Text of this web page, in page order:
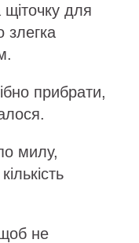
для
злегка
прибрати,
милу,
не